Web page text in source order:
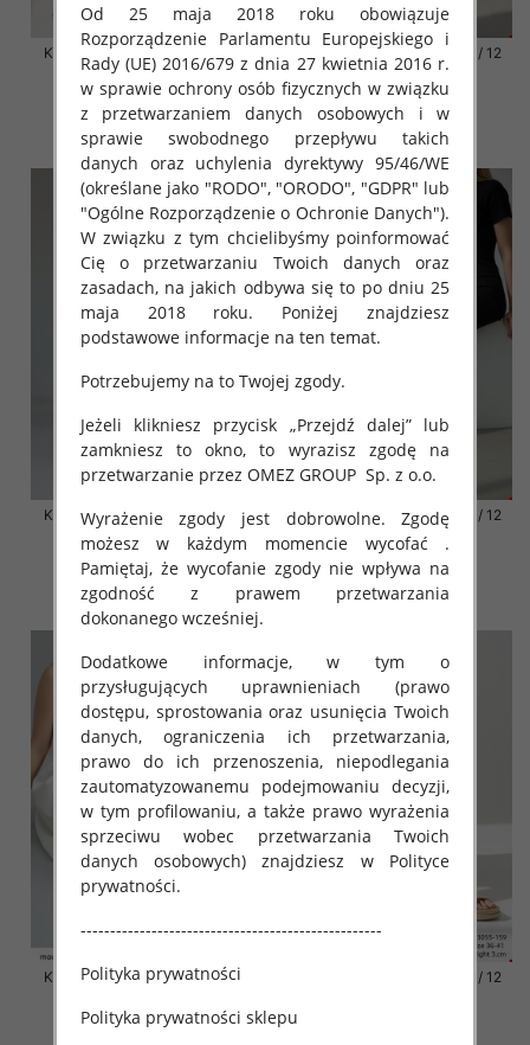
Klapki damskie Roz 36-42 / 12
par
41.00 zł
szczegóły
Klapki damskie Roz 36-42 / 12
par
41.00 zł
szczegóły
Klapki damskie Roz 36-42 / 12
41.00 zł
szczegóły
Klapki damskie Roz 36-42 / 12
par
41.00 zł
szczegóły
Klapki damskie Roz 36-42 / 12
41.00 zł
Klapki damskie Roz 36-42 / 12
Od 25 maja 2018 roku obowiązuje
Rozporządzenie Parlamentu Europejskiego i
Rady (UE) 2016/679 z dnia 27 kwietnia 2016 r.
w sprawie ochrony osób fizycznych w związku
z przetwarzaniem danych osobowych i w
sprawie swobodnego przepływu takich
danych oraz uchylenia dyrektywy 95/46/WE
(określane jako "RODO", "ORODO", "GDPR" lub
"Ogólne Rozporządzenie o Ochronie Danych").
W związku z tym chcielibyśmy poinformować
Cię o przetwarzaniu Twoich danych oraz
zasadach, na jakich odbywa się to po dniu 25
maja 2018 roku. Poniżej znajdziesz
podstawowe informacje na ten temat.
Potrzebujemy na to Twojej zgody.
Jeżeli klikniesz przycisk „Przejdź dalej” lub
zamkniesz to okno, to wyrazisz zgodę na
przetwarzanie przez OMEZ GROUP Sp. z o.o.
Wyrażenie zgody jest dobrowolne. Zgodę
możesz w każdym momencie wycofać .
Pamiętaj, że wycofanie zgody nie wpływa na
zgodność z prawem przetwarzania
dokonanego wcześniej.
Dodatkowe informacje, w tym o
przysługujących uprawnieniach (prawo
dostępu, sprostowania oraz usunięcia Twoich
danych, ograniczenia ich przetwarzania,
prawo do ich przenoszenia, niepodlegania
zautomatyzowanemu podejmowaniu decyzji,
w tym profilowaniu, a także prawo wyrażenia
sprzeciwu wobec przetwarzania Twoich
danych osobowych) znajdziesz w Polityce
prywatności.
---------------------------------------------------
Polityka prywatności
Polityka prywatności sklepu